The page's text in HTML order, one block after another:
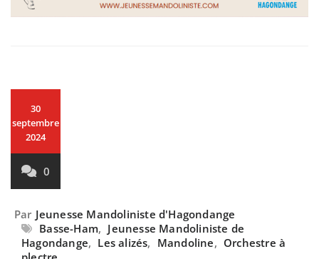
30
septembre
2024
0
Par Jeunesse Mandoliniste d'Hagondange
Basse-Ham, Jeunesse Mandoliniste de
Hagondange, Les alizés, Mandoline, Orchestre à